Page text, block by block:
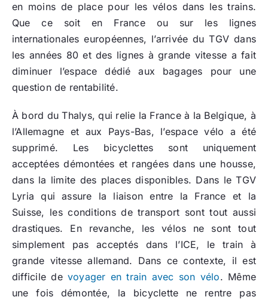
en moins de place pour les vélos dans les trains.
Que ce soit en France ou sur les lignes
internationales européennes, l’arrivée du TGV dans
les années 80 et des lignes à grande vitesse a fait
diminuer l’espace dédié aux bagages pour une
question de rentabilité.
À bord du Thalys, qui relie la France à la Belgique, à
l’Allemagne et aux Pays-Bas, l’espace vélo a été
supprimé. Les bicyclettes sont uniquement
acceptées démontées et rangées dans une housse,
dans la limite des places disponibles. Dans le TGV
Lyria qui assure la liaison entre la France et la
Suisse, les conditions de transport sont tout aussi
drastiques. En revanche, les vélos ne sont tout
simplement pas acceptés dans l’ICE, le train à
grande vitesse allemand. Dans ce contexte, il est
difficile de voyager en train avec son vélo. Même
une fois démontée, la bicyclette ne rentre pas